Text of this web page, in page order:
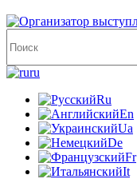
ru
Ru
En
Ua
De
Fr
It